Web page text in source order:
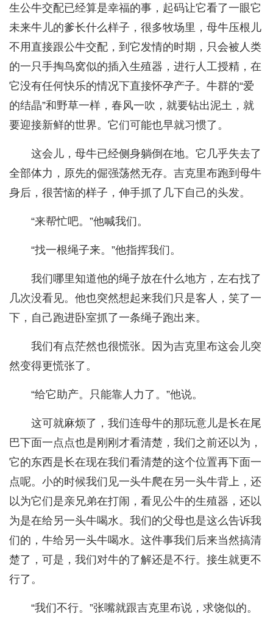
生公牛交配已经算是幸福的事，起码让它看了一眼它
未来牛儿的爹长什么样子，很多牧场里，母牛压根儿
不用直接跟公牛交配，到它发情的时期，只会被人类
的一只手掏鸟窝似的插入生殖器，进行人工授精，在
它没有任何快乐的情况下直接怀孕产子。牛群的“爱
的结晶”和野草一样，春风一吹，就要钻出泥土，就
要迎接新鲜的世界。它们可能也早就习惯了。
这会儿，母牛已经侧身躺倒在地。它几乎失去了
全部体力，原先的倔强荡然无存。吉克里布跑到母牛
身后，很苦恼的样子，伸手抓了几下自己的头发。
“来帮忙吧。”他喊我们。
“找一根绳子来。”他指挥我们。
我们哪里知道他的绳子放在什么地方，左右找了
几次没看见。他也突然想起来我们只是客人，笑了一
下，自己跑进卧室抓了一条绳子跑出来。
我们有点茫然也很慌张。因为吉克里布这会儿突
然变得更慌张了。
“给它助产。只能靠人力了。”他说。
这可就麻烦了，我们连母牛的那玩意儿是长在尾
巴下面一点点也是刚刚才看清楚，我们之前还以为，
它的东西是长在现在我们看清楚的这个位置再下面一
点呢。小的时候我们见一头牛爬在另一头牛背上，还
以为它们是亲兄弟在打闹，看见公牛的生殖器，还以
为是在给另一头牛喝水。我们的父母也是这么告诉我
们的，牛给另一头牛喝水。这件事我们后来当然搞清
楚了，可是，我们对牛的了解还是不行。接生就更不
行了。
“我们不行。”张嘴就跟吉克里布说，求饶似的。